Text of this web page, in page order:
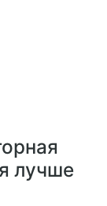
лучше